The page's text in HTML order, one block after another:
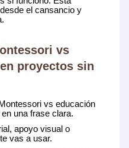
el cansancio y
vs
proyectos sin
vs educación
una frase clara.
apoyo visual o
vas a usar.